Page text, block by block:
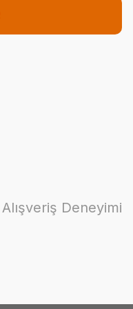
Alışveriş Deneyimi